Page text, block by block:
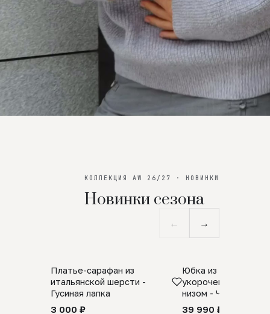
КОЛЛЕКЦИЯ AW 26/27 · НОВИНКИ
Новинки сезона
← →
SALE
Платье-сарафан из
итальянской шерсти -
Гусиная лапка
3 000 ₽
ПРЕДЗАКАЗ
Юбка из
укороченная с
низом - Черный
39 990 ₽